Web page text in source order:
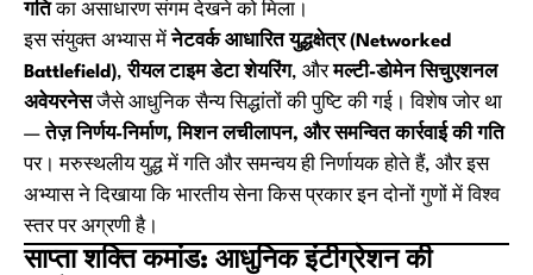
गतिका असाधारण संगम देखने को मिला।
इस संयुक्त अभ्यास मेंनेटवर्क आधारित युद्धक्षेत्र (Networked
Battlefield),रीयल टाइम डेटा शेयरिंग, औरमल्टी-डोमेन सिचुएशनल
अवेयरनेसजैसे आधुनिक सैन्य सिद्धांतों की पुष्टि की गई। विशेष जोर था
—तेज़ निर्णय-निर्माण, मिशन लचीलापन, और समन्वित कार्रवाई की गति
पर। मरुस्थलीय युद्ध में गति और समन्वय ही निर्णायक होते हैं, और इस
अभ्यास ने दिखाया कि भारतीय सेना किस प्रकार इन दोनों गुणों में विश्व
स्तर पर अग्रणी है।
साप्ता शक्ति कमांड: आधुनिक इंटीग्रेशन की